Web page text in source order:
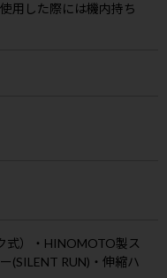
用した際には機内持ち
式）・HINOMOTO製ス
(SILENT RUN)・伸縮ハ